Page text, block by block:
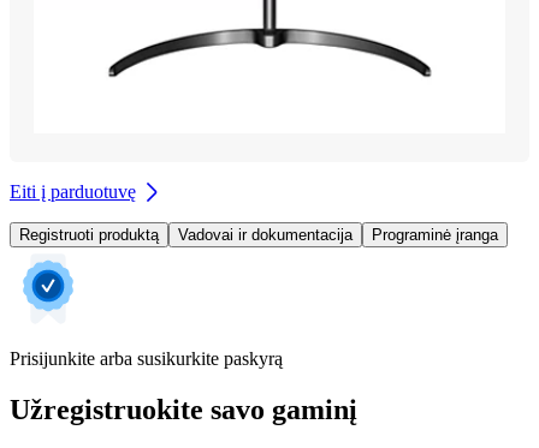
Eiti į parduotuvę
Registruoti produktą Vadovai ir dokumentacija Programinė įranga
Prisijunkite arba susikurkite paskyrą
Užregistruokite savo gaminį